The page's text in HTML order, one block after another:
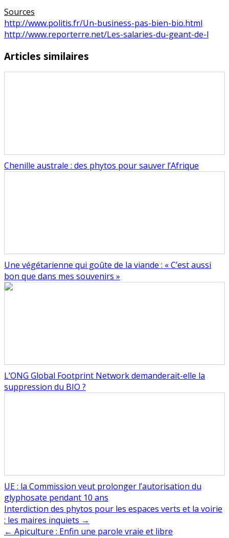
Sources
http://www.politis.fr/Un-business-pas-bien-bio.html
http://www.reporterre.net/Les-salaries-du-geant-de-l
Articles similaires
Chenille australe : des phytos pour sauver l’Afrique
Une végétarienne qui goûte de la viande : « C’est aussi
bon que dans mes souvenirs »
L’ONG Global Footprint Network demanderait-elle la
suppression du BIO ?
UE : la Commission veut prolonger l’autorisation du
glyphosate pendant 10 ans
Navigation
de
Interdiction des phytos pour les espaces verts et la voirie
: les maires inquiets →
← Apiculture : Enfin une parole vraie et libre